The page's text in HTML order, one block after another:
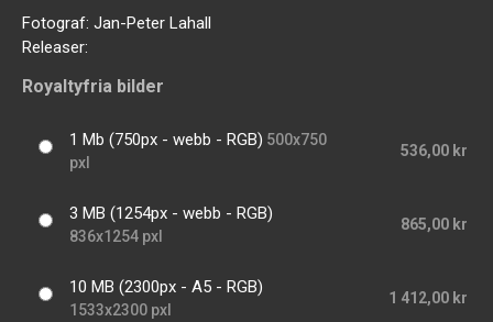
Fotograf: Jan-Peter Lahall
Releaser:
Royaltyfria bilder
1 Mb (750px - webb - RGB) 500x750
pxl
536,00 kr
3 MB (1254px - webb - RGB)
836x1254 pxl
865,00 kr
10 MB (2300px - A5 - RGB)
1533x2300 pxl
1 412,00 kr